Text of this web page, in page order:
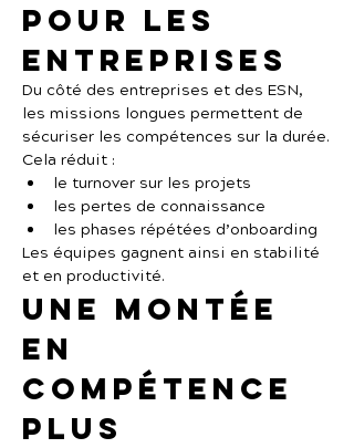
pour les
entreprises
Du côté des entreprises et des ESN,
les missions longues permettent de
sécuriser les compétences sur la durée.
Cela réduit :
le turnover sur les projets
les pertes de connaissance
les phases répétées d’onboarding
Les équipes gagnent ainsi en stabilité
et en productivité.
Une montée
en
compétence
plus